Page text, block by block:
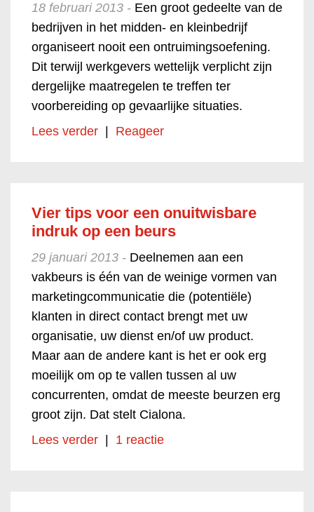
18 februari 2013 - Een groot gedeelte van de
bedrijven in het midden- en kleinbedrijf
organiseert nooit een ontruimingsoefening.
Dit terwijl werkgevers wettelijk verplicht zijn
dergelijke maatregelen te treffen ter
voorbereiding op gevaarlijke situaties.
Lees verder
Reageer
Vier tips voor een onuitwisbare
indruk op een beurs
29 januari 2013 - Deelnemen aan een
vakbeurs is één van de weinige vormen van
marketingcommunicatie die (potentiële)
klanten in direct contact brengt met uw
organisatie, uw dienst en/of uw product.
Maar aan de andere kant is het er ook erg
moeilijk om op te vallen tussen al uw
concurrenten, omdat de meeste beurzen erg
groot zijn. Dat stelt Cialona.
Lees verder
1 reactie